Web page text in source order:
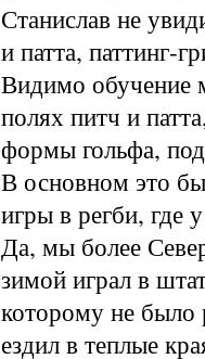
Станислав не
и патта, паттинг-
Видимо обучение
полях питч и
формы гольфа,
В основном это
игры в регби, где
Да, мы более
зимой играл в
которому не было
ездил в теплые